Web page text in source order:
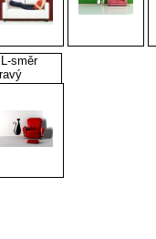
směr